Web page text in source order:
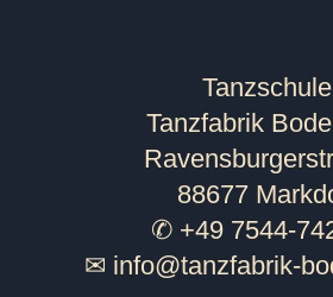
Tanzschule
Tanzfabrik
88677
✆ +49 7544-
✉ info@tanzfabrik-